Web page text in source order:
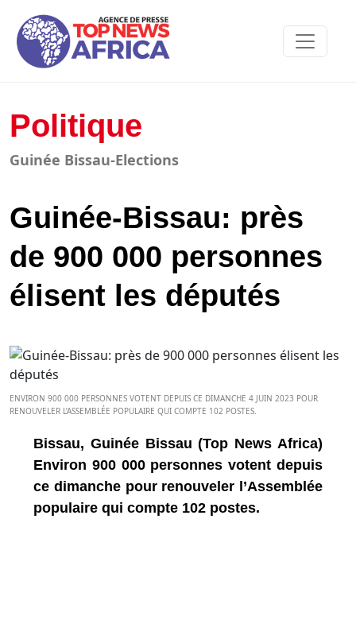
Politique
Guinée Bissau-Elections
Guinée-Bissau: près
de 900 000 personnes
élisent les députés
ENVIRON 900 000 PERSONNES VOTENT DEPUIS CE DIMANCHE 4 JUIN 2023 POUR
RENOUVELER L’ASSEMBLÉE POPULAIRE QUI COMPTE 102 POSTES.
Bissau, Guinée Bissau (Top News Africa)
Environ 900 000 personnes votent depuis
ce dimanche pour renouveler l’Assemblée
populaire qui compte 102 postes.